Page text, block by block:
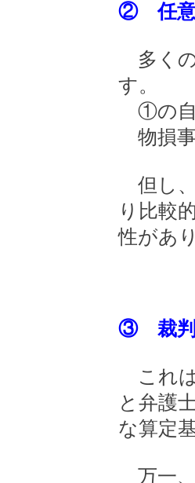
② 任意
多く
す。
①の自
物損
但し、
り比較
性があ
③ 裁判
これは
と弁護
な算定
万一、